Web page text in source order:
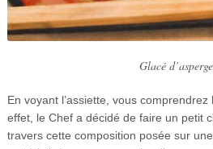
Glacé
En voyant l’assiette, vous comprendrez
effet, le Chef a décidé de faire un petit
travers cette composition posée sur